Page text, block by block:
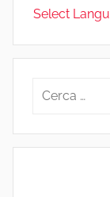
Select
Ricerca